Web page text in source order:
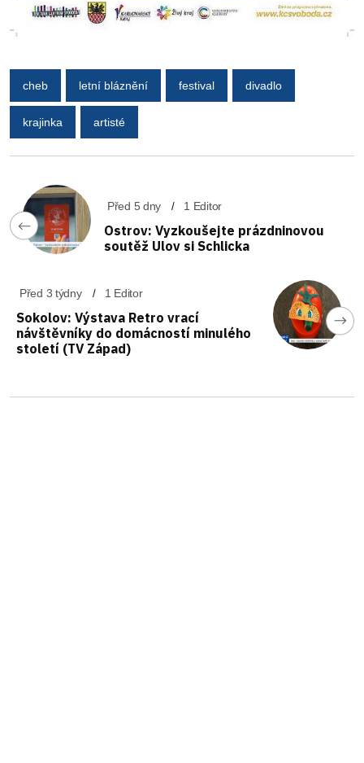
cheb letní bláznění festival divadlo
krajinka artisté
Před 5 dny 1 Editor
Ostrov: Vyzkoušejte prázdninovou
soutěž Ulov si Schlicka
Před 3 týdny 1 Editor
Sokolov: Výstava Retro vrací
návštěvníky do domácností minulého
století (TV Západ)